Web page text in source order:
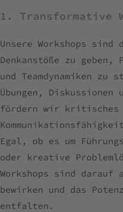
1. Transformative
Unsere Workshops
Denkanstöße zu
und Teamdynamiken
Übungen, Diskussionen
fördern wir kritisches
Egal, ob es um
oder kreative
Workshops sind darauf
bewirken und das
entfalten.